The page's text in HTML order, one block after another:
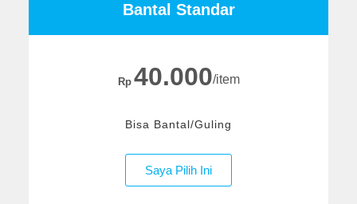
Bantal Standar
Rp 40.000/item
Bisa Bantal/Guling
Saya Pilih Ini